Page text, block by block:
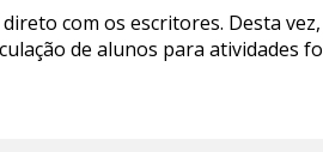
com os escritores. Desta
de alunos para atividades